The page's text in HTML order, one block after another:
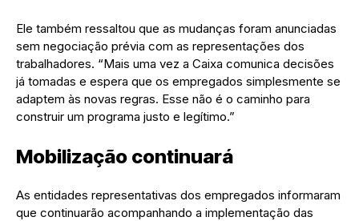
Ele também ressaltou que as mudanças foram anunciadas
sem negociação prévia com as representações dos
trabalhadores. “Mais uma vez a Caixa comunica decisões
já tomadas e espera que os empregados simplesmente se
adaptem às novas regras. Esse não é o caminho para
construir um programa justo e legítimo.”
Mobilização continuará
As entidades representativas dos empregados informaram
que continuarão acompanhando a implementação das